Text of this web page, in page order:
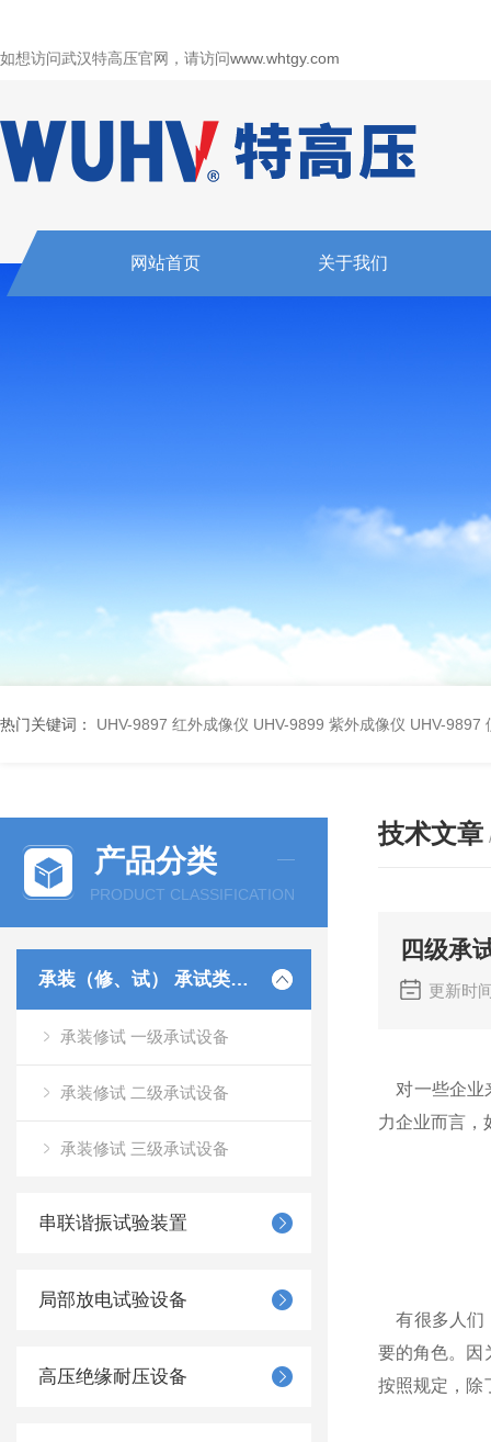
如想访问武汉特高压官网，请访问www.whtgy.com
网站首页 关于我们
热门关键词： UHV-9897 红外成像仪 UHV-9899 紫外成像仪 UHV-9897
产品分类
PRODUCT CLASSIFICATION
承装（修、试） 承试类仪器
承装修试 一级承试设备
承装修试 二级承试设备
承装修试 三级承试设备
串联谐振试验装置
局部放电试验设备
高压绝缘耐压设备
技术文章
四级承
更新时
对一些企业
力企业而言，
有很多人们
要的角色。因
按照规定，除